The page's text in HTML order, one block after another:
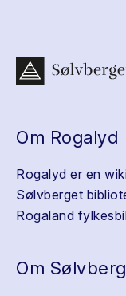
Om Rogalyd
Rogalyd er en
Sølvberget
Rogaland
Om